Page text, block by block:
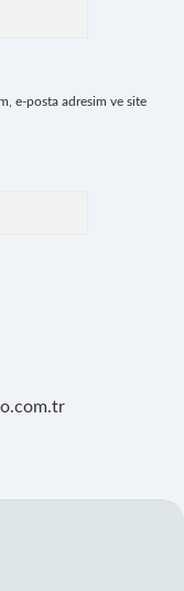
e-posta adresim ve site